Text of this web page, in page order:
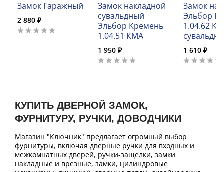
Замок Гаражный
2 880 ₽
Замок накладной
сувальдный
Эльбор Кремень
1.04.51 КМА
1 950 ₽
Замок
Эльбор
1.04.62
1 610 ₽
КУПИТЬ ДВЕРНОЙ ЗАМОК,
ФУРНИТУРУ, РУЧКИ, ДОВОДЧИКИ
Магазин "Ключник" предлагает огромный выбор
фурнитуры, включая дверные ручки для входных и
межкомнатных дверей, ручки-защелки, замки
накладные и врезные, замки, цилиндровые